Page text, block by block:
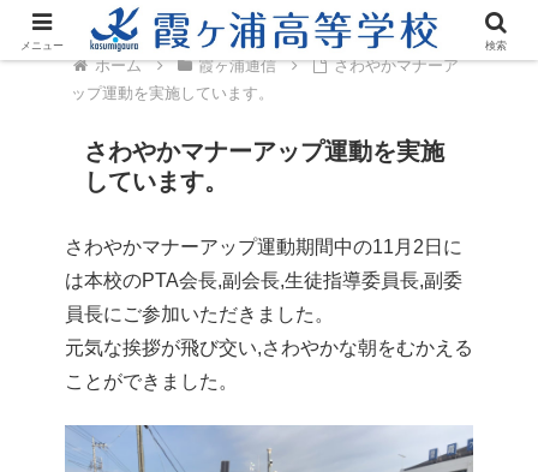
ホーム 霞ヶ浦通信
さわやかマナーア
ップ運動を実施しています。
さわやかマナーアップ運動を実施
しています。
さわやかマナーアップ運動期間中の11月2日に
は本校のPTA会長,副会長,生徒指導委員長,副委
員長にご参加いただきました。
元気な挨拶が飛び交い,さわやかな朝をむかえる
ことができました。
メニュー 検索